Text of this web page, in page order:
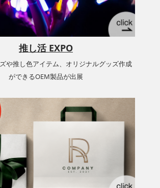
推し活 EXPO
や推し色アイテム、オリジナルグッズ作成
ができるOEM製品が出展